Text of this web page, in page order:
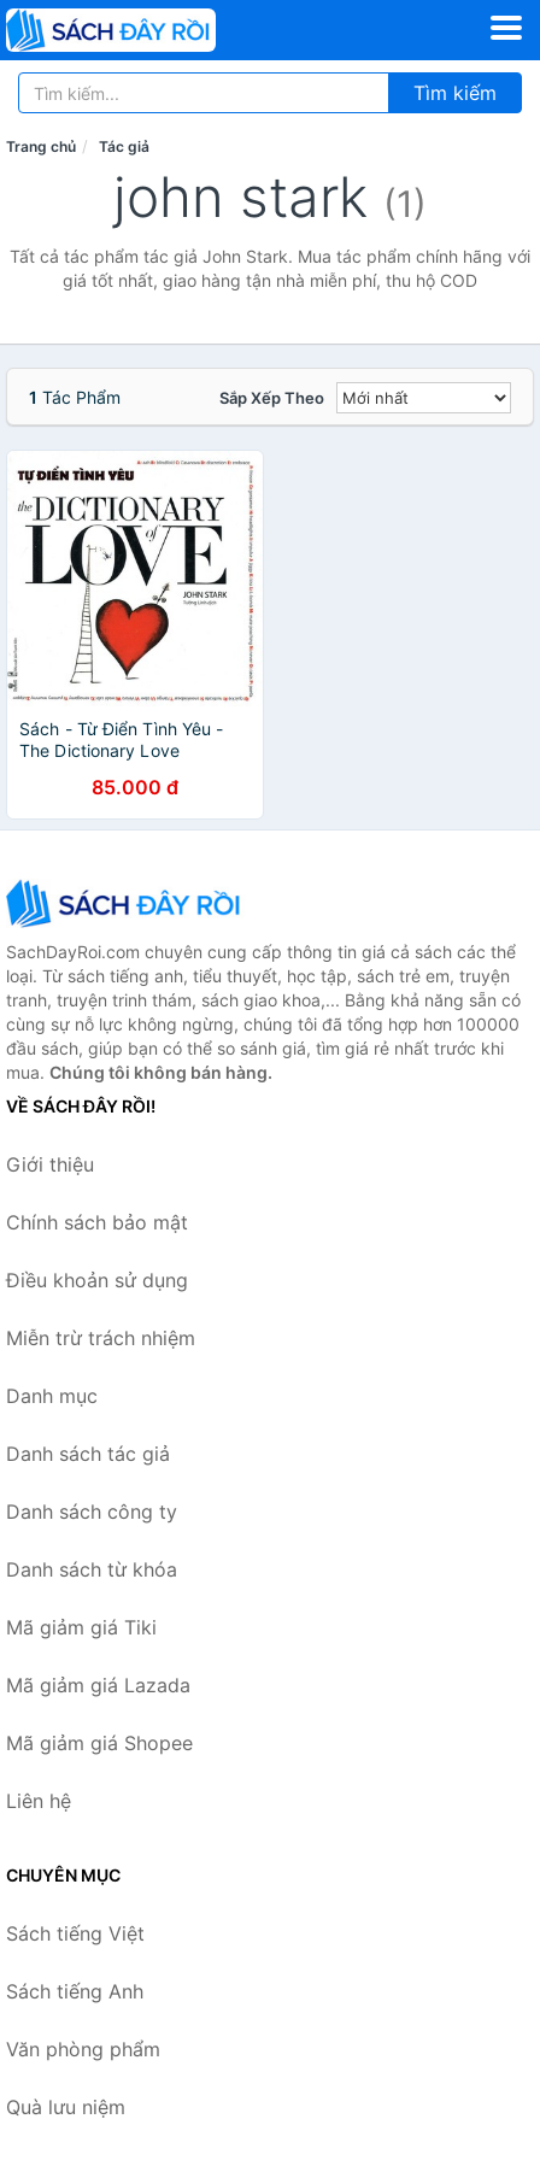
Tìm kiếm
Trang chủ Tác giả
john stark (1)
Tất cả tác phẩm tác giả John Stark. Mua tác phẩm chính hãng với
giá tốt nhất, giao hàng tận nhà miễn phí, thu hộ COD
1 Tác Phẩm Sắp Xếp Theo
Sách - Từ Điển Tình Yêu -
The Dictionary Love
85.000 đ
SachDayRoi.com chuyên cung cấp thông tin giá cả sách các thể
loại. Từ sách tiếng anh, tiểu thuyết, học tập, sách trẻ em, truyện
tranh, truyện trinh thám, sách giao khoa,... Bằng khả năng sẵn có
cùng sự nỗ lực không ngừng, chúng tôi đã tổng hợp hơn 100000
đầu sách, giúp bạn có thể so sánh giá, tìm giá rẻ nhất trước khi
mua. Chúng tôi không bán hàng.
VỀ SÁCH ĐÂY RỒI!
Giới thiệu
Chính sách bảo mật
Điều khoản sử dụng
Miễn trừ trách nhiệm
Danh mục
Danh sách tác giả
Danh sách công ty
Danh sách từ khóa
Mã giảm giá Tiki
Mã giảm giá Lazada
Mã giảm giá Shopee
Liên hệ
CHUYÊN MỤC
Sách tiếng Việt
Sách tiếng Anh
Văn phòng phẩm
Quà lưu niệm